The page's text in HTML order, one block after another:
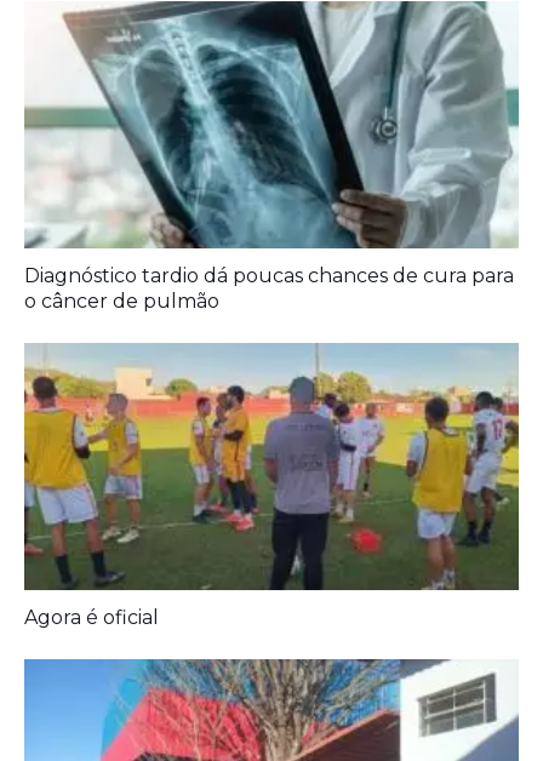
Agora é oficial
Prefeitura entrega melhorias em escolas